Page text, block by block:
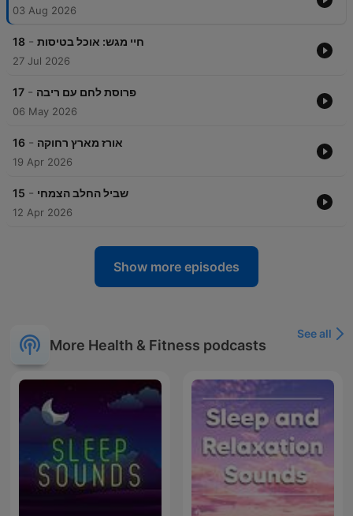
03 Aug 2026
18 - חיי מגש: אוכל בטיסות
27 Jul 2026
17 - פרוסת לחם עם ריבה
06 May 2026
16 - אורז מארץ רחוקה
19 Apr 2026
15 - שביל החלב הצמחי
12 Apr 2026
Show more episodes
More Health & Fitness podcasts
See all